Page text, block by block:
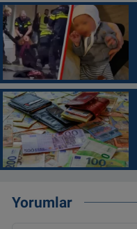
Yorumlar